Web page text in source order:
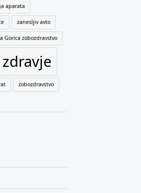
aparata
zanesljiv avto
Gorica zobozdravstvo
zdravje
zobozdravstvo